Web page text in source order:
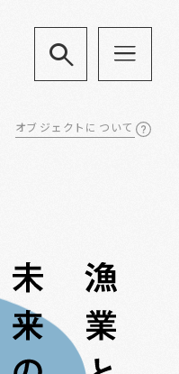
オブジェクトについて